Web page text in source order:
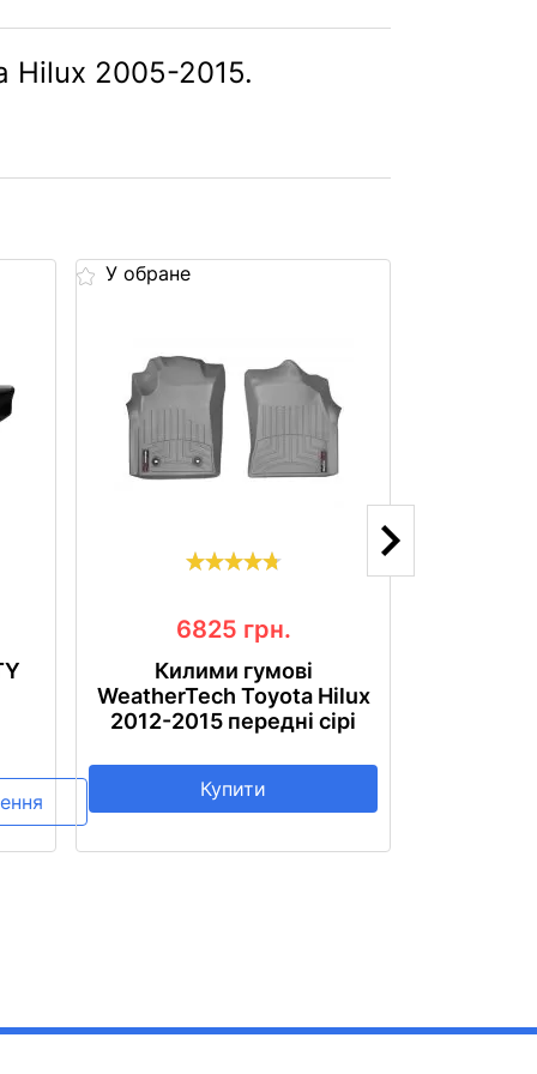
Hilux 2005-2015.
У обране
6825 грн.
Килими гумові
WeatherTech Toyota Hilux
2012-2015 передні сірі
Купити